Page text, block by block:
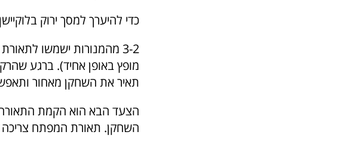
כדי להיערך למסך ירוק
3-2 מהמנורות ישמשו
מופץ באופן אחיד). ברגע
תאיר את השחקן מאחור
הצעד הבא הוא הקמת
השחקן. תאורת המפתח צריכה